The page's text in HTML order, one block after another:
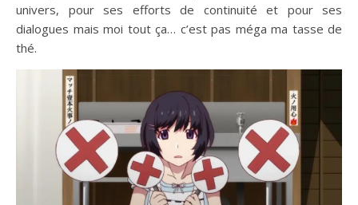
univers, pour ses efforts de continuité et pour ses
dialogues mais moi tout ça… c’est pas méga ma tasse de
thé.